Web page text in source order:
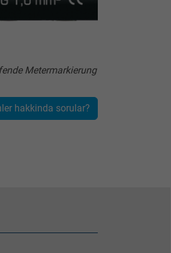
Metermarkierung
hakkinda sorular?